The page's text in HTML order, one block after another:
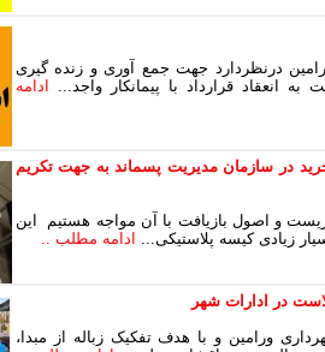
درنظردارد جهت جمع آوری و زنده گیری
قرارداد با پیمانکار واجد...
ادامه
در سازمان مدیریت پسماند به جهت تکریم
و اصول بازیافت با آن مواجه هستیم این
زیادی کیسه پلاستیکی... ادامه مطلب ..
در ادارات شهر
ورامین و با هدف تفکیک زباله از مبدا،